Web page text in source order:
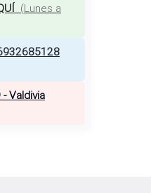
(Lunes a
Valdivia